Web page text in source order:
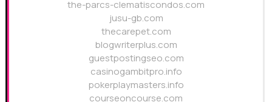
the-parcs-clematiscondos.com
jusu-gb.com
thecarepet.com
blogwriterplus.com
guestpostingseo.com
casinogambitpro.info
pokerplaymasters.info
courseoncourse.com